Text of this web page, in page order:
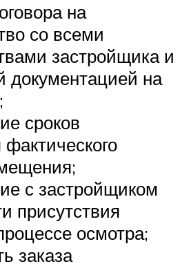
на
со всеми
застройщика и
документацией на
сроков
с застройщиком
присутствия
осмотра;
заказа